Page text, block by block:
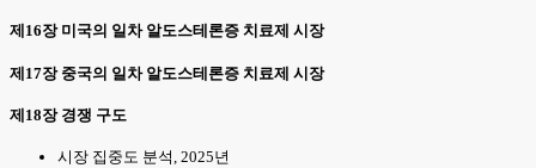
제16장 미국의 일차 알도스테론증 치료제 시장
제17장 중국의 일차 알도스테론증 치료제 시장
제18장 경쟁 구도
시장 집중도 분석, 2025년